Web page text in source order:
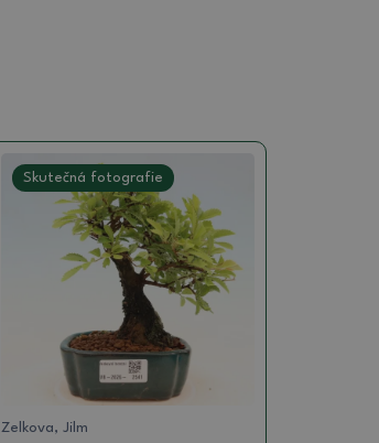
Skutečná fotografie
Zelkova, Jilm